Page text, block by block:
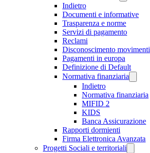
Indietro
Documenti e informative
Trasparenza e norme
Servizi di pagamento
Reclami
Disconoscimento movimenti
Pagamenti in europa
Definizione di Default
Normativa finanziaria
Indietro
Normativa finanziaria
MIFID 2
KIDS
Banca Assicurazione
Rapporti dormienti
Firma Elettronica Avanzata
Progetti Sociali e territoriali